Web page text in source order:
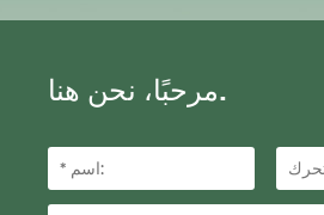
مرحبًا، نحن هنا.